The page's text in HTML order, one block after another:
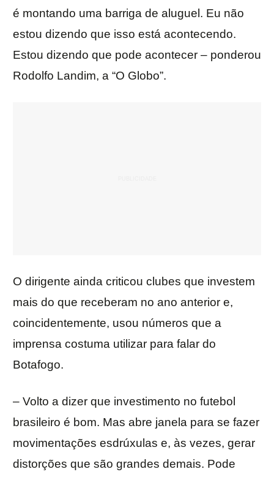
é montando uma barriga de aluguel. Eu não
estou dizendo que isso está acontecendo.
Estou dizendo que pode acontecer – ponderou
Rodolfo Landim, a “O Globo”.
O dirigente ainda criticou clubes que investem
mais do que receberam no ano anterior e,
coincidentemente, usou números que a
imprensa costuma utilizar para falar do
Botafogo.
– Volto a dizer que investimento no futebol
brasileiro é bom. Mas abre janela para se fazer
movimentações esdrúxulas e, às vezes, gerar
distorções que são grandes demais. Pode